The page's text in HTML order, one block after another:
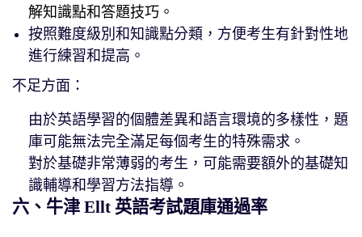
解知識點和答題技巧。
按照難度級別和知識點分類，方便考生有針對性地
進行練習和提高。
不足方面：
由於英語學習的個體差異和語言環境的多樣性，題
庫可能無法完全滿足每個考生的特殊需求。
對於基礎非常薄弱的考生，可能需要額外的基礎知
識輔導和學習方法指導。
六、牛津 Ellt 英語考試題庫通過率